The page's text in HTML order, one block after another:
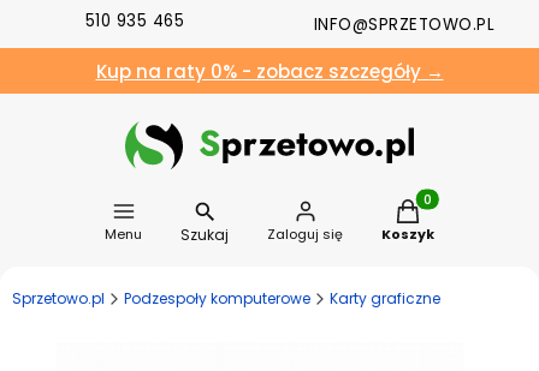
510 935 465 INFO@SPRZETOWO.PL
Kup na raty 0% - zobacz szczegóły →
Menu Szukaj Zaloguj się
Produkty w
Koszyk
Sprzetowo.pl Podzespoły komputerowe Karty graficzne